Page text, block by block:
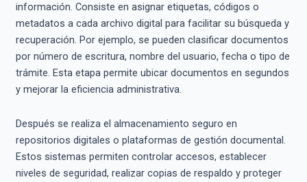
información. Consiste en asignar etiquetas, códigos o
metadatos a cada archivo digital para facilitar su búsqueda y
recuperación. Por ejemplo, se pueden clasificar documentos
por número de escritura, nombre del usuario, fecha o tipo de
trámite. Esta etapa permite ubicar documentos en segundos
y mejorar la eficiencia administrativa.
Después se realiza el almacenamiento seguro en
repositorios digitales o plataformas de gestión documental.
Estos sistemas permiten controlar accesos, establecer
niveles de seguridad, realizar copias de respaldo y proteger